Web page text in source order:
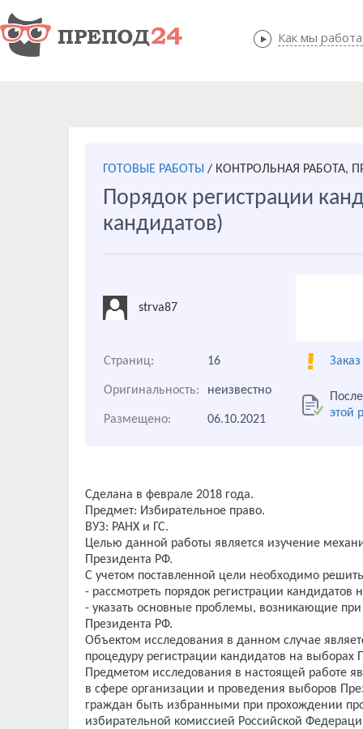
Как мы
Как мы
ГОТОВЫЕ РАБОТЫ / КОНТРОЛЬНАЯ РАБОТА,
Порядок регистрации
кандидатов)
strva87
Страниц: 16
Оригинальность: неизвестно
этой
Размещено: 06.10.2021
Сделана в феврале 2018 года.
Предмет: Избирательное право.
ВУЗ: РАНХ и ГС.
Целью данной работы является изучение
Президента РФ.
С учетом поставленной цели необходимо
- рассмотреть порядок регистрации
- указать основные проблемы, возникающие
Президента РФ.
Объектом исследования в данном случае
процедуру регистрации кандидатов на выборах
Предметом исследования в настоящей работе
в сфере организации и проведения выборов
граждан быть избранными при прохождении
избирательной комиссией Российской